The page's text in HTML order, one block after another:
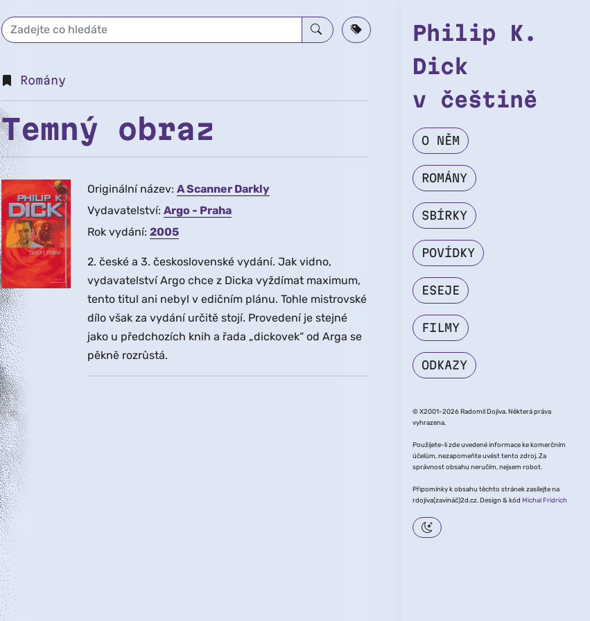
Philip K.
Dick
v češtině
O NĚM
ROMÁNY
SBÍRKY
POVÍDKY
ESEJE
FILMY
ODKAZY
© X2001-2026 Radomil Dojiva. Některá práva
vyhrazena.
Použijete-li zde uvedené informace ke komerčním
účelům, nezapomeňte uvést tento zdroj. Za
správnost obsahu neručím, nejsem robot.
Připomínky k obsahu těchto stránek zasílejte na
rdojiva(zavináč)2d.cz. Design & kód Michal Fridrich
Romány
Temný obraz
Originální název: A Scanner Darkly
Vydavatelství: Argo - Praha
Rok vydání: 2005
2. české a 3. československé vydání. Jak vidno,
vydavatelství Argo chce z Dicka vyždímat maximum,
tento titul ani nebyl v edičním plánu. Tohle mistrovské
dílo však za vydání určitě stojí. Provedení je stejné
jako u předchozích knih a řada „dickovek“ od Arga se
pěkně rozrůstá.